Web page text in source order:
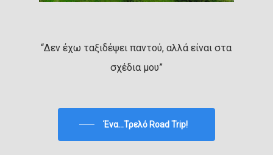
“Δεν έχω ταξιδέψει παντού, αλλά είναι στα
σχέδια μου”
Ένα...Τρελό Road Trip!